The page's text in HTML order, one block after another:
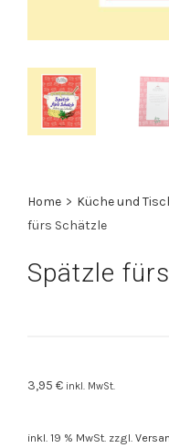
Home > Küche und
fürs Schätzle
Spätzle
3,95 € inkl. MwSt.
inkl. 19 % MwSt. zzgl.